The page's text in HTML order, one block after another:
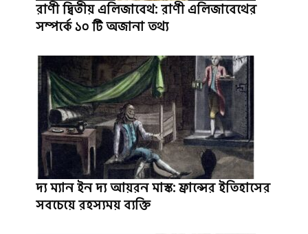
রাণী দ্বিতীয় এলিজাবেথ: রাণী এলিজাবেথের
সম্পর্কে ১০ টি অজানা তথ্য
দ্য ম্যান ইন দ্য আয়রন মাস্ক: ফ্রান্সের ইতিহাসের
সবচেয়ে রহস্যময় ব্যক্তি